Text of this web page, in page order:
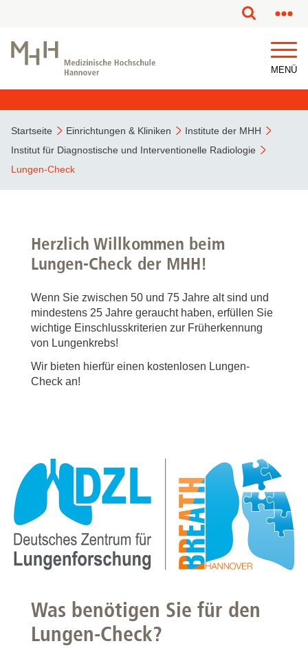
MENÜ
Startseite Einrichtungen & Kliniken
Institute der MHH
Institut für Diagnostische und Interventionelle Radiologie
Lungen-Check
Herzlich Willkommen beim
Lungen-Check der MHH!
Wenn Sie zwischen 50 und 75 Jahre alt sind und
mindestens 25 Jahre geraucht haben, erfüllen Sie
wichtige Einschlusskriterien zur Früherkennung
von Lungenkrebs!
Wir bieten hierfür einen kostenlosen Lungen-
Check an!
Was benötigen Sie für den
Lungen-Check?